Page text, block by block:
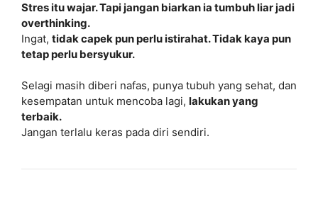
Stres itu wajar. Tapi jangan biarkan ia tumbuh liar jadi
overthinking.
Ingat, tidak capek pun perlu istirahat. Tidak kaya pun
tetap perlu bersyukur.
Selagi masih diberi nafas, punya tubuh yang sehat, dan
kesempatan untuk mencoba lagi, lakukan yang
terbaik.
Jangan terlalu keras pada diri sendiri.